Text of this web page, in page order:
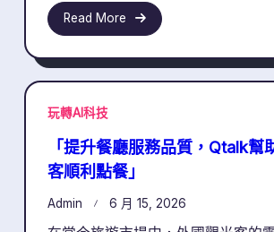
Read More
玩轉AI科技
「提升餐廳服務品質，Qtalk幫
客順利點餐」
Admin 6 月 15, 2026